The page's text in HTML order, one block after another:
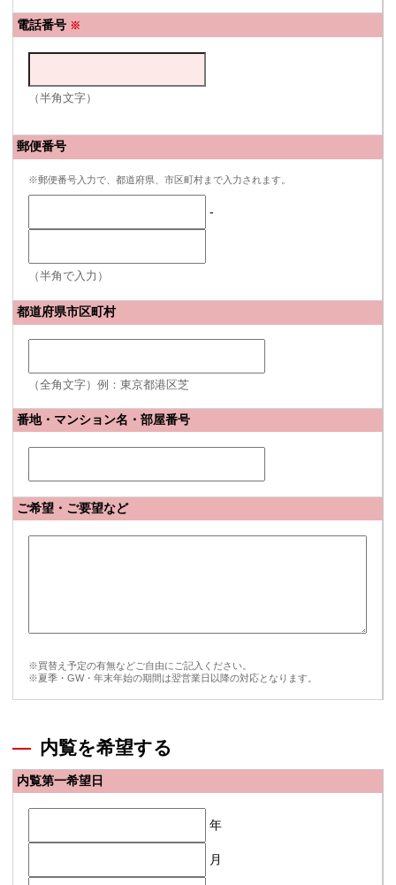
電話番号 ※
（半角文字）
郵便番号
※郵便番号入力で、都道府県、市区町村まで入力されます。
-
（半角で入力）
都道府県市区町村
（全角文字）例：東京都港区芝
番地・マンション名・部屋番号
ご希望・ご要望など
※買替え予定の有無などご自由にご記入ください。
※夏季・GW・年末年始の期間は翌営業日以降の対応となります。
内覧を希望する
内覧第一希望日
年
月